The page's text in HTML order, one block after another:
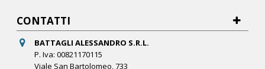
CONTATTI
BATTAGLI ALESSANDRO S.R.L.
P. Iva: 00821170115
Viale San Bartolomeo, 733